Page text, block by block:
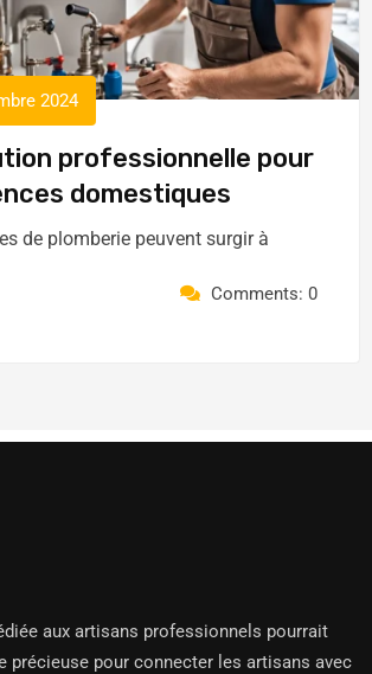
2024
professionnelle pour
domestiques
de plomberie peuvent surgir à
Comments: 0
aux artisans professionnels pourrait
précieuse pour connecter les artisans avec